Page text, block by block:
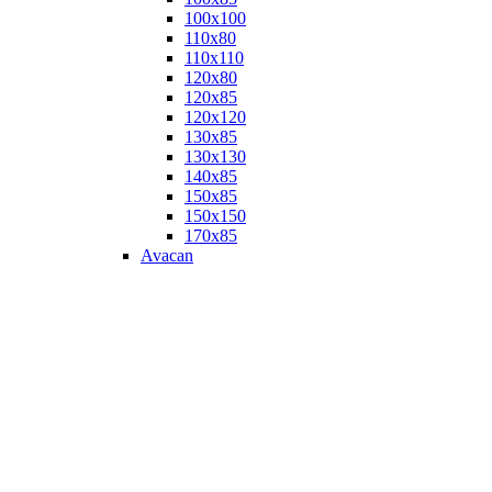
100х100
110х80
110х110
120х80
120х85
120х120
130х85
130х130
140х85
150х85
150х150
170х85
Avacan